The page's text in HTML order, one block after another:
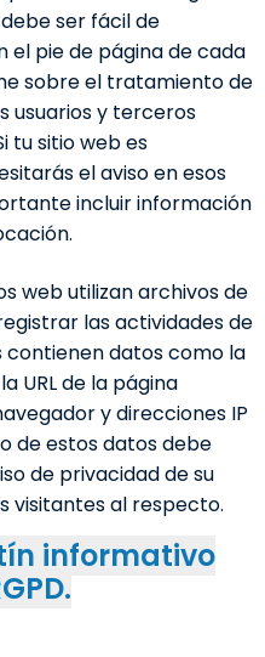
ser fácil de
pie de página de cada
sobre el tratamiento de
usuarios y terceros
tu sitio web es
el aviso en esos
incluir información
web utilizan archivos de
las actividades de
contienen datos como la
URL de la página
y direcciones IP
de estos datos debe
de privacidad de su
visitantes al respecto.
informativo